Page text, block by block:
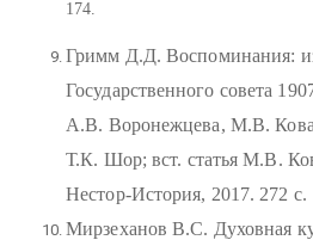
174.
Гримм Д.Д. Воспоминания:
Государственного совета
А.В. Воронежцева, М.В.
Т.К. Шор; вст. статья М.В.
Нестор-История, 2017. 272 с.
Мирзеханов В.С. Духовная